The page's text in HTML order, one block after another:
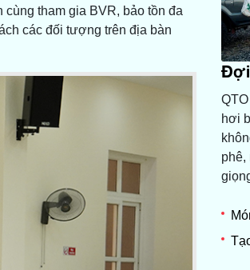
tham gia BVR, bảo tồn đa
các đối tượng trên địa bàn
Đợi
hơi
phê,